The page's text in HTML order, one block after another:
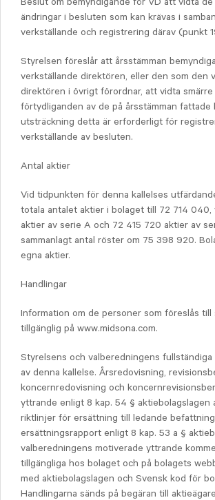
ändringar i besluten som kan krävas i
verkställande och registrering därav (punkt
Styrelsen föreslår att årsstämman
verkställande direktören, eller den som den
direktören i övrigt förordnar, att vidta
förtydliganden av de på årsstämman fattade
utsträckning detta är erforderligt för
verkställande av besluten.
Antal aktier
Vid tidpunkten för denna kallelses
totala antalet aktier i bolaget till 72 714 040,
aktier av serie A och 72 415 720 aktier av
sammanlagt antal röster om 75 398 920.
egna aktier.
Handlingar
Information om de personer som föreslås
tillgänglig på www.midsona.com.
Styrelsens och valberedningens
av denna kallelse. Årsredovisning,
koncernredovisning och
yttrande enligt 8 kap. 54 § aktiebolagslagen
riktlinjer för ersättning till ledande
ersättningsrapport enligt 8 kap. 53 a §
valberedningens motiverade yttrande
tillgängliga hos bolaget och på bolagets
med aktiebolagslagen och Svensk kod för
Handlingarna sänds på begäran till